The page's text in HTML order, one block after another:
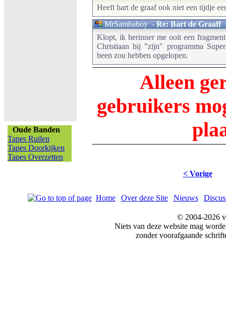
Oude Banden
Tapes Ruilen
Tapes Doorkijken
Tapes Overzetten
Heeft bart de graaf ook niet een tijdje
MrSambaboy-Re: Bart de Graaff
Klopt, ik herinner me ooit een
Christiaan bij "zijn" programma
been zou hebben opgelopen.
Alleen
gebruikers
< Vorige
Home| Over deze Site| Nieuws|
© 2004-2026
Niets van deze website mag
zonder voorafgaande